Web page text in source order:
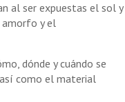
al ser expuestas el sol y
amorfo y el
dónde y cuándo se
como el material